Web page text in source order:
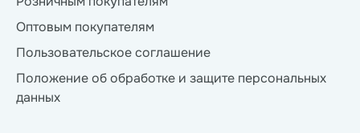
Оптовым покупателям
Пользовательское соглашение
Положение об обработке и защите персональных
данных